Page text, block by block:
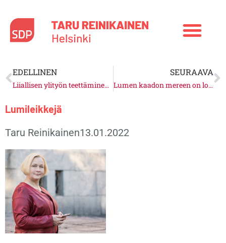
sisältöön
Prev
EDELLINEN
Liiallisen ylityön teettäminen työturvallisuusrikoksena
SEURAAVA
Lumen kaadon mereen on loputtava
Lumileikkejä
Taru Reinikainen13.01.2022